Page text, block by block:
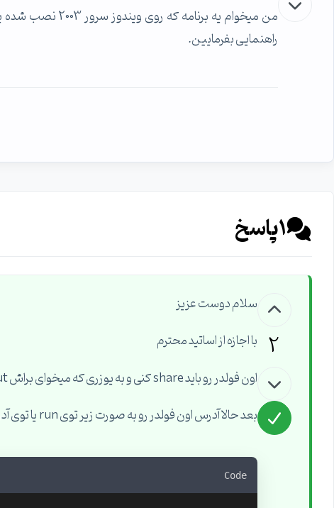
راهنمایی بفرمایین.
1پاسخ
2
سلام دوست عزیز
با اجازه از اساتید محترم
اون فولدر رو باید share کنی و به یوزری که میخوای براش shortcut بزاری دسترسی بدی
بعد حالا آدرس اون فولدر رو به صورت زیر توی run یا توی آدرس بار my computer وارد میکنی
Code